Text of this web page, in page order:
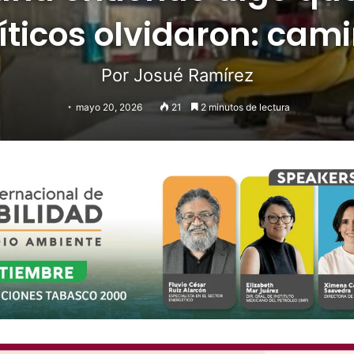
olvidaron:
Por Josué Ramírez
mayo 20, 2026 21 2 minutos de lectura